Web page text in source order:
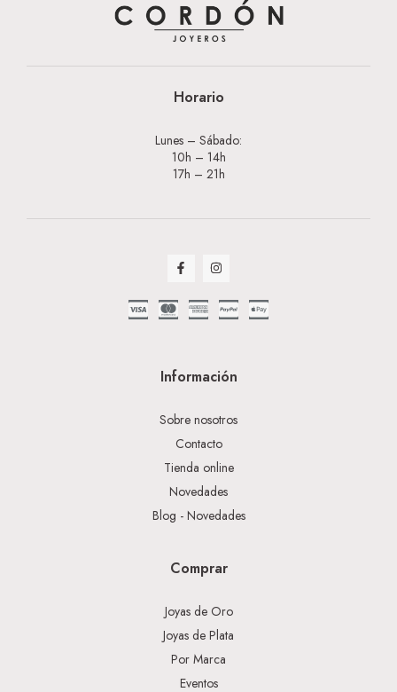
Horario
Lunes – Sábado:
10h – 14h
17h – 21h
Información
Sobre nosotros
Contacto
Tienda online
Novedades
Blog - Novedades
Comprar
Joyas de Oro
Joyas de Plata
Por Marca
Eventos